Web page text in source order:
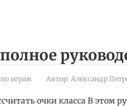
играм Автор: Александр
очки класса В этом